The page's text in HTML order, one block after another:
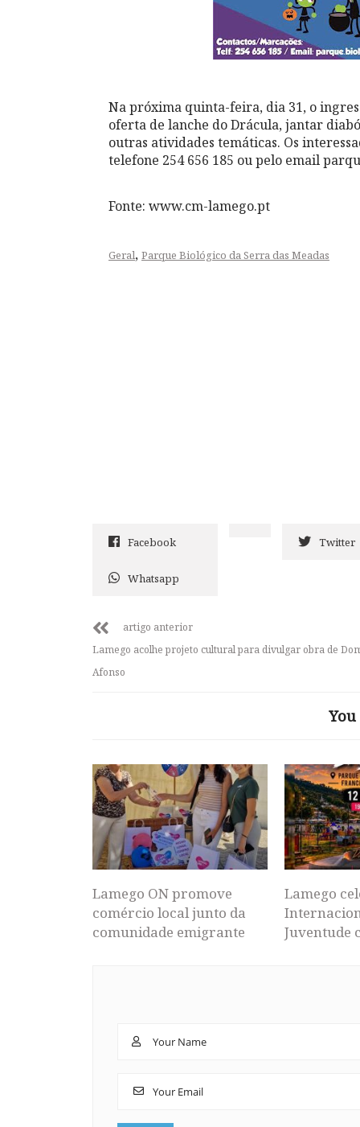
Na próxima quinta-feira, dia 31, o
oferta de lanche do Drácula, jantar
outras atividades temáticas. Os
telefone 254 656 185 ou pelo email
Fonte: www.cm-lamego.pt
Geral, Parque Biológico da Serra das Meadas
Facebook Twitter
Whatsapp
artigo anterior
Lamego acolhe projeto cultural para divulgar obra de
Afonso
Lamego ON promove
comércio local junto da
comunidade emigrante
Lamego
Juventude